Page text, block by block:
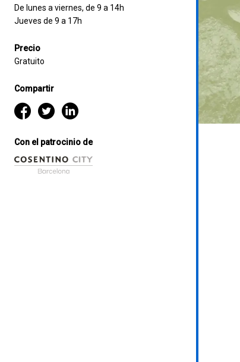
De lunes a viernes, de 9 a 14h
Jueves de 9 a 17h
Precio
Gratuito
Compartir
Con el patrocinio de